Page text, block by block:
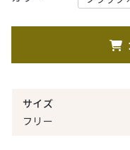
サイズ
フリー